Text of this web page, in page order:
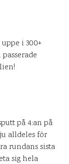
i 300+
på 4:an på
alldeles för
rundans sista
sig hela